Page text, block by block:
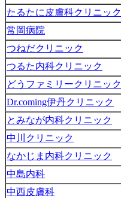
たるたに皮膚科クリニック
常岡病院
つねだクリニック
つるた内科クリニック
どうファミリークリニック
Dr.coming伊丹クリニック
とみなが内科クリニック
中川クリニック
なかじま内科クリニック
中島内科
中西皮膚科